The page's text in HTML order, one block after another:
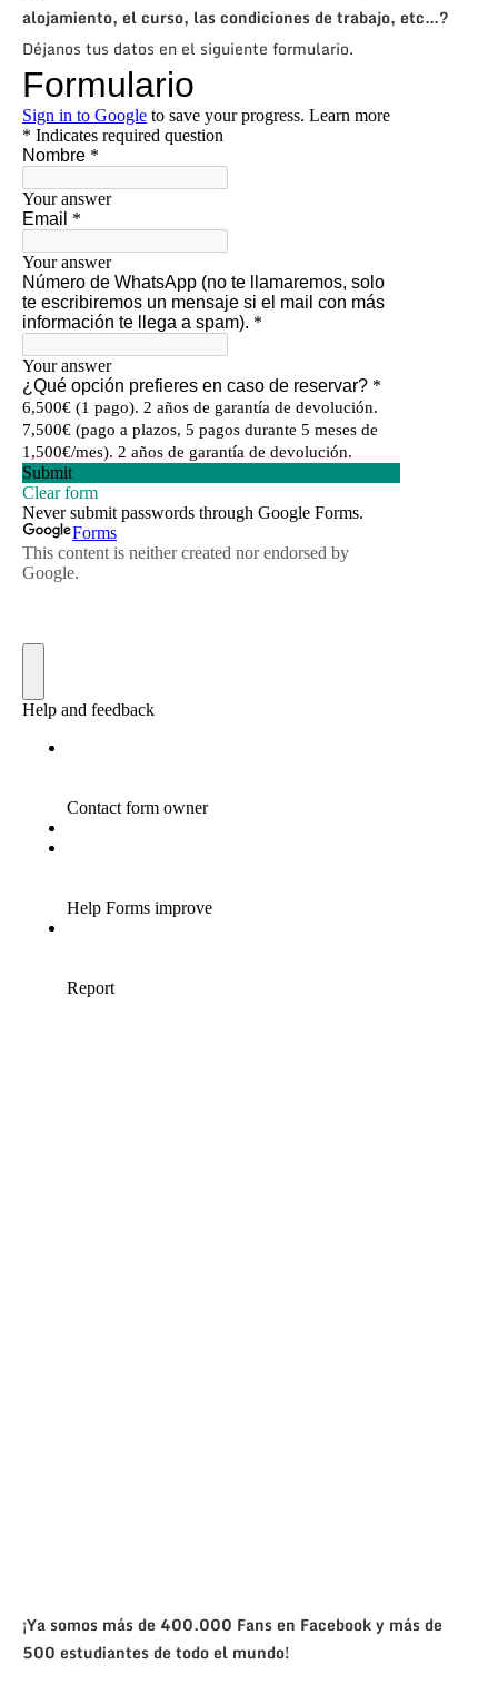
alojamiento, el curso, las condiciones de trabajo, etc…?
Déjanos tus datos en el siguiente formulario.
¡Ya somos más de 400.000 Fans en Facebook y más de
500 estudiantes de todo el mundo!